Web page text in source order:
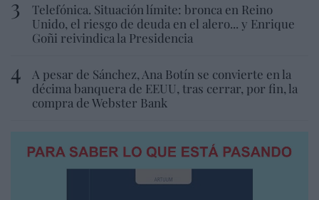
Telefónica. Situación límite: bronca en Reino
Unido, el riesgo de deuda en el alero... y Enrique
Goñi reivindica la Presidencia
A pesar de Sánchez, Ana Botín se convierte en la
décima banquera de EEUU, tras cerrar, por fin, la
compra de Webster Bank